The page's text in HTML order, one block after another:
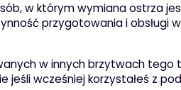
w którym wymiana ostrza
przygotowania i obsługi
w innych brzytwach tego
jeśli wcześniej korzystałeś z